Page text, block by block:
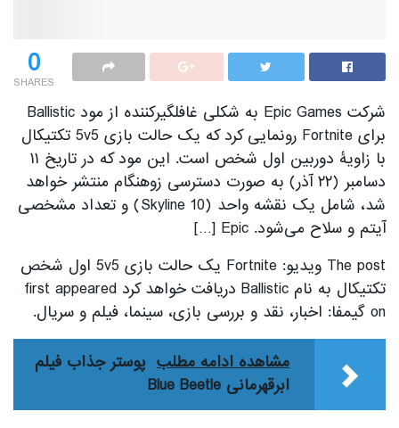
0
SHARES
شرکت Epic Games به شکلی غافلگیرکننده از مود Ballistic
برای Fortnite رونمایی کرد که یک حالت بازی 5v5 تکتیکال
با زاویۀ دوربین اول شخص است. این مود که در تاریخ ۱۱
دسامبر (۲۲ آذر) به صورت دسترسی زوهنگام منتشر خواهد
شد، شامل یک نقشه واحد (Skyline 10) و تعداد مشخصی
آیتم و سلاح می‌شود. Epic […]
The post ویدیو: Fortnite یک حالت بازی 5v5 اول شخص
تکتیکال به نام Ballistic دریافت خواهد کرد first appeared
on گیمفا: اخبار، نقد و بررسی بازی، سینما، فیلم و سریال.
مشاهده ادامه مطلب پوستر جذاب فیلم
ابرقهرمانی Blue Beetle